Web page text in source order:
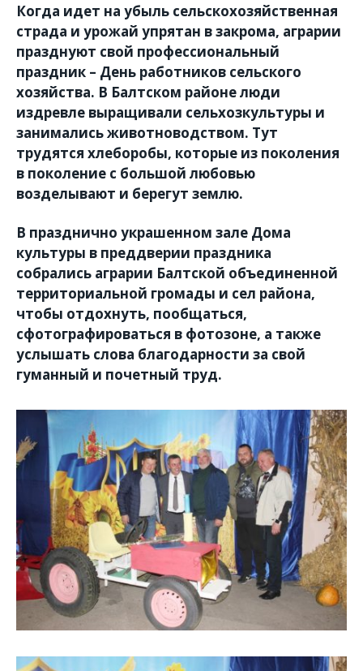
Когда идет на убыль сельскохозяйственная
страда и урожай упрятан в закрома, аграрии
празднуют свой профессиональный
праздник – День работников сельского
хозяйства. В Балтском районе люди
издревле выращивали сельхозкультуры и
занимались животноводством. Тут
трудятся хлеборобы, которые из поколения
в поколение с большой любовью
возделывают и берегут землю.
В празднично украшенном зале Дома
культуры в преддверии праздника
собрались аграрии Балтской объединенной
территориальной громады и сел района,
чтобы отдохнуть, пообщаться,
сфотографироваться в фотозоне, а также
услышать слова благодарности за свой
гуманный и почетный труд.